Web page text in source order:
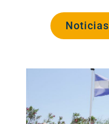
Noticias